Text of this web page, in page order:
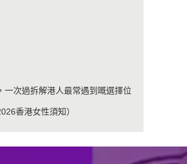
次過拆解港人最常遇到嘅選擇位
香港女性須知）